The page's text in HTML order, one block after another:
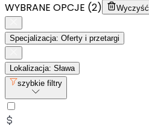
WYBRANE OPCJE (2) Wyczyść
Specjalizacja: Oferty i przetargi
Lokalizacja: Sława
szybkie filtry